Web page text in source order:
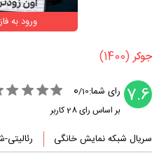
ورود به
‏جوکر‏(1400)
7.6 رای شما: 0/10
بر اساس رای28کاربر
سریال شبکه نمایش خانگی